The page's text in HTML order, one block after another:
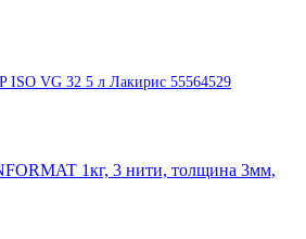
ISO VG 32 5 л Лакирис 55564529